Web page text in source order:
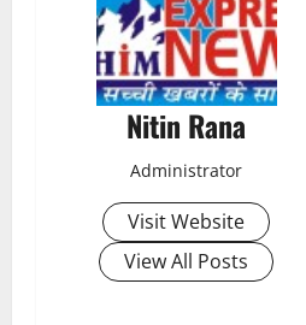
Nitin Rana
Administrator
Visit Website
View All Posts